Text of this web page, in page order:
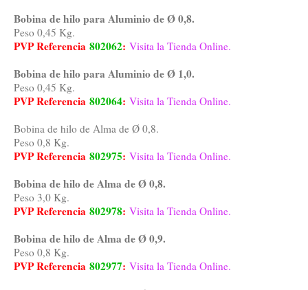
Bobina de hilo para Aluminio de Ø 0,8.
Peso 0,45 Kg.
PVP Referencia 802062: Visita la Tienda Online.
Bobina de hilo para Aluminio de Ø 1,0.
Peso 0,45 Kg.
PVP Referencia 802064: Visita la Tienda Online.
Bobina de hilo de Alma de Ø 0,8.
Peso 0,8 Kg.
PVP Referencia 802975: Visita la Tienda Online.
Bobina de hilo de Alma de Ø 0,8.
Peso 3,0 Kg.
PVP Referencia 802978: Visita la Tienda Online.
Bobina de hilo de Alma de Ø 0,9.
Peso 0,8 Kg.
PVP Referencia 802977: Visita la Tienda Online.